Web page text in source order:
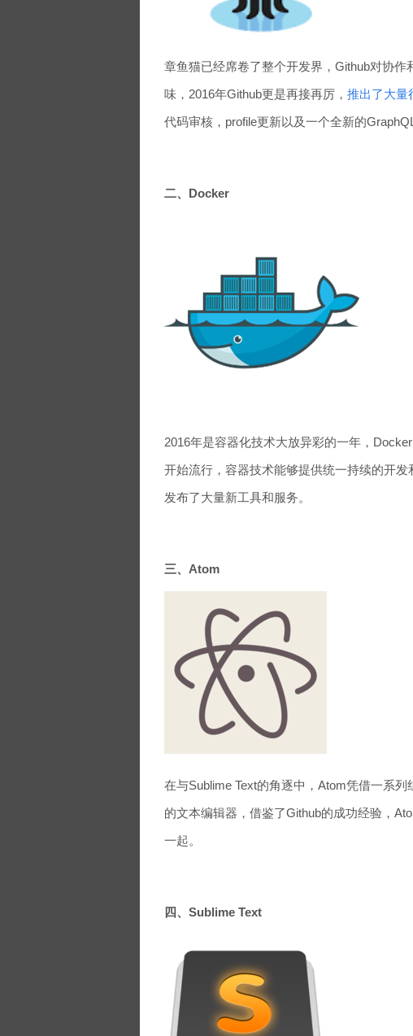
章鱼猫已经席卷了整个开发界，Github对协
味，2016年Github更是再接再厉， 推出了大量
代码审核，profile更新以及一个全新的GraphQL
二、Docker
2016年是容器化技术大放异彩的一年，
开始流行，容器技术能够提供统一持续的开
发布了大量新工具和服务。
三、Atom
在与Sublime Text的角逐中，Atom凭借一系
的文本编辑器，借鉴了Github的成功经验，
一起。
四、Sublime Text